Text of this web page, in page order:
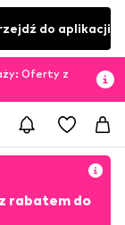
do aplikacji
Oferty z
rabatem do